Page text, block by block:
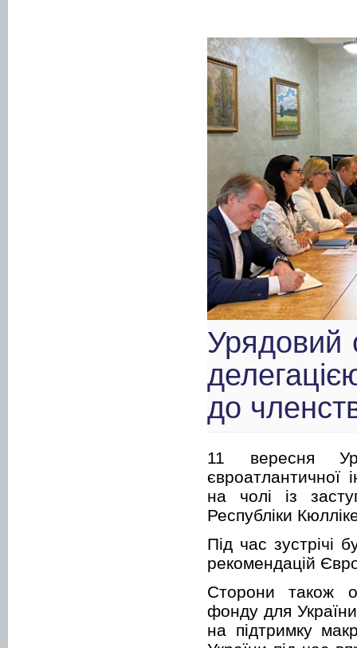
Урядовий
до
11 вересня
євроатлантичної
на чолі із
Республіки
Під час зустрічі
рекомендацій
Сторони також
фонду для
на підтримку